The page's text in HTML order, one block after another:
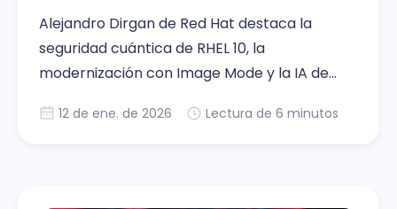
Alejandro Dirgan de Red Hat destaca la
seguridad cuántica de RHEL 10, la
modernización con Image Mode y la IA de
12 de ene. de 2026 Lectura de 6 minutos